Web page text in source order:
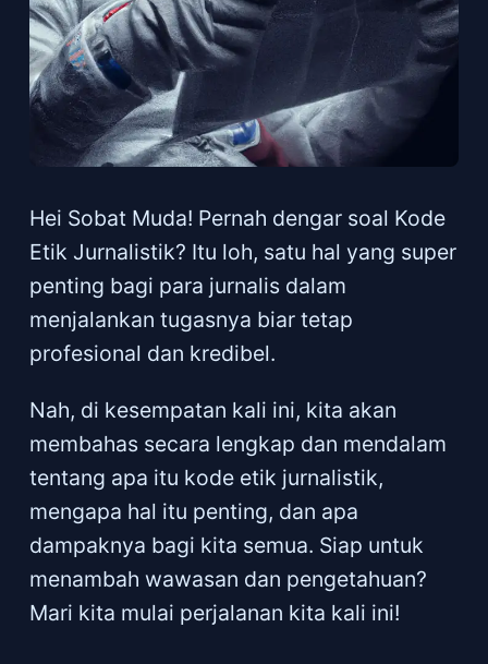
Hei Sobat Muda! Pernah dengar soal Kode
Etik Jurnalistik? Itu loh, satu hal yang super
penting bagi para jurnalis dalam
menjalankan tugasnya biar tetap
profesional dan kredibel.
Nah, di kesempatan kali ini, kita akan
membahas secara lengkap dan mendalam
tentang apa itu kode etik jurnalistik,
mengapa hal itu penting, dan apa
dampaknya bagi kita semua. Siap untuk
menambah wawasan dan pengetahuan?
Mari kita mulai perjalanan kita kali ini!